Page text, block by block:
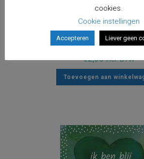
Kaart Engelen helpen
€2,00 incl. BTW
Toevoegen aan
cookies.
Cookie instellingen
Accepteren Liever geen